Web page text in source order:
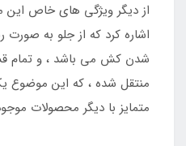
از دیگر ویژگی های خاص این
اشاره کرد که از جلو به
شدن کش می باشد ، و
منتقل شده ، که این موضوع
متمایز با دیگر محصولات